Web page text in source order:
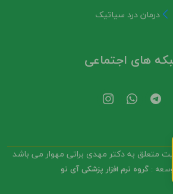
درمان درد سیاتیک
های اجتماعی
متعلق بهدکتر مهدی براتی مهوار می باشد
: گروه نرم افزار پزشکی آی نو